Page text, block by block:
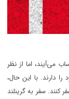
می‌آیند، اما از نظر
دارند. با این حال،
کنند. سفر به گرینلند